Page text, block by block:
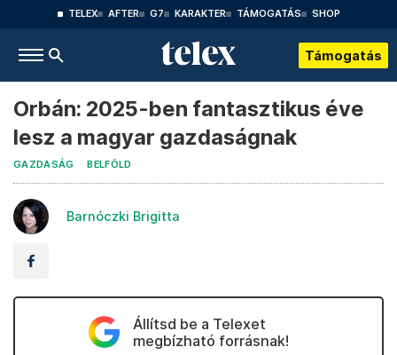
TELEX AFTER G7 KARAKTER TÁMOGATÁS SHOP
Támogatás
Orbán: 2025-ben fantasztikus éve
lesz a magyar gazdaságnak
GAZDASÁG BELFÖLD
Barnóczki Brigitta
Állítsd be a Telexet
megbízható forrásnak!